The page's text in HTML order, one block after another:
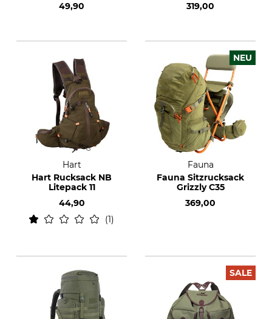
49,90
319,00
Hart
Hart Rucksack NB
Litepack 11
44,90
1
NEU
Fauna
Fauna Sitzrucksack
Grizzly C35
369,00
SALE